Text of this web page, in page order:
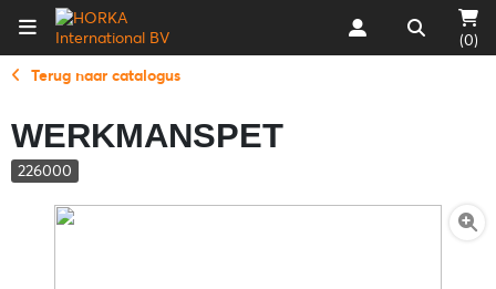
(0)
Terug naar catalogus
WERKMANSPET
226000